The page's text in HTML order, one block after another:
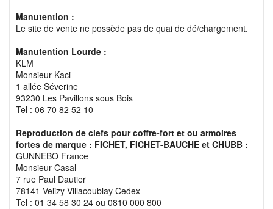
Manutention :
Le site de vente ne possède pas de quai de dé/chargement.
Manutention Lourde :
KLM
Monsieur Kaci
1 allée Séverine
93230 Les Pavillons sous Bois
Tel : 06 70 82 52 10
Reproduction de clefs pour coffre-fort et ou armoires
fortes de marque : FICHET, FICHET-BAUCHE et CHUBB :
GUNNEBO France
Monsieur Casal
7 rue Paul Dautier
78141 Velizy Villacoublay Cedex
Tel : 01 34 58 30 24 ou 0810 000 800